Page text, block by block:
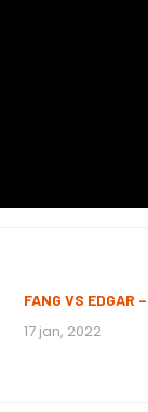
FANG VS EDGAR
17 jan, 2022